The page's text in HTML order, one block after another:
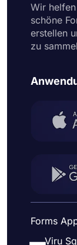
Wir
schöne
erstellen
zu
Forms
Viru